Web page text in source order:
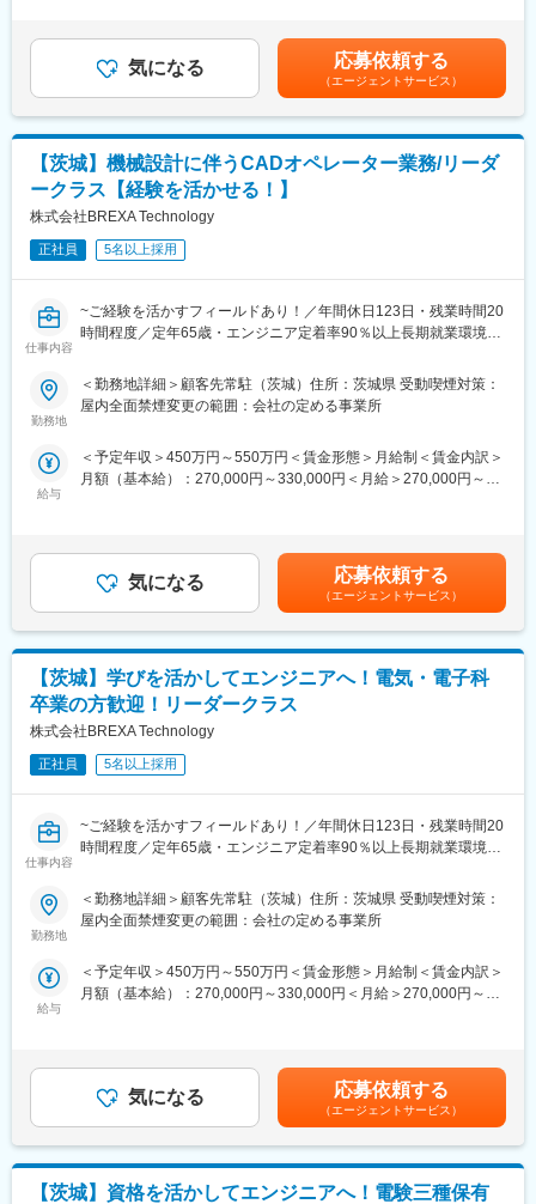
り、求職者様のやりたい事を行って行く中で貴社の成長していく
姿を見る事ができその中に楽しさを見つけて頂ければと思いま
す。
変更の範囲：会社の定める業務
か？
【具体的には…】
当社の中途入社向け研修機関"機械大学校"の関東会場で1ヶ月間学
んでいただきます。
カリキュラムには機械工学、機械製図など設計に必要な知識か
ら、Excel等のMicrosoftOfficeの資料作成などのスキルも含まれて
います。
研修終了後、学んだ内容を活かして自動車/半導体/航空分野といっ
た大手製造メーカーで就業を開始します！
・ビジネスマナー/キャリア形成
・ものづくりの流れ/概念
・電気基礎/測定機器
・機械製図/3D-CAD「CATIA V5」演習
実際に製品開発をするソフトで演習を実施します。
※遠方から参加の場合は寮設置OK
【茨城県の配属例】
・建設系車両メーカー(土浦市)
・自動車安全部品サプライヤー(つくば市/かすみがうら市）
【先輩社員例（1）】
入社前：接客(飲食) 3年経験
配属先(現在)：建設系車両メーカー(土浦市)にて、車両回転軸の性
配属先(現在)：自動車安全部品サプライヤー(かすみがうら市）に
て、エアバックのインパクター試験業務
変更の範囲：会社の定める業務
の金額であり、選考を通じて上下する可能性があります。月給(月
額)は固定手当を含めた表記です。
気になる 応募依頼する
（エージェントサービス）
【茨城】機械設計に伴うCADオペレーター業務/リーダ
ークラス【経験を活かせる！】
株式会社BREXA Technology
正社員 5名以上採用
仕事内容
~ご経験を活かすフィールドあり！／年間休日123日・残業時間20
時間程度／定年65歳・エンジニア定着率90％以上長期就業環境あ
基本的には弊社クライアント様先に常駐していただき、業務に従
いただきながらの業務になります。
ます。
■業務内容
より良い環境で難易度が高く専門性を高めていきたい！
そんなあなたにピッタリです。
◆業務内容
・自動車安全装置の開発における機械設計補助業務
・大型建設系車両の開発における内外装及びバケット部品の設計
補助業務
※ご経験スキルに応じて別案件へのご相談も承ります。
ご面接の際に志向性に合わせて様々お話しできればと思います。
■働く環境/当社の特徴：
・全社月平均残業時間：20時間程度
り、プロジェクト、働き方など相談できる環境がございます。
・定年：65歳となっており、その後も１年更新での契約社員とし
は、会社が全額負担します。家賃補助の金額に関して、6万円（家
賃＋共益費）の物件を上限として半分を支給いたします。他にも
家族手当制度等がございます。
■福利厚生「SS&CU制度」：
エンジニア（技術社員）を対象に、キャリアチェンジを支援する
制度です。U・Iターンしたい、上流工程へ挑戦したいなど転職に
勤務地
＜勤務地詳細＞顧客先常駐（茨城）住所：茨城県 受動喫煙対策：
屋内全面禁煙変更の範囲：会社の定める事業所
給与
＜予定年収＞450万円～550万円＜賃金形態＞月給制＜賃金内訳＞
月額（基本給）：270,000円～330,000円＜月給＞270,000円～
の金額であり、選考を通じて上下する可能性があります。月給(月
額)は固定手当を含めた表記です。
気になる 応募依頼する
（エージェントサービス）
【茨城】学びを活かしてエンジニアへ！電気・電子科
卒業の方歓迎！リーダークラス
株式会社BREXA Technology
正社員 5名以上採用
仕事内容
~ご経験を活かすフィールドあり！／年間休日123日・残業時間20
時間程度／定年65歳・エンジニア定着率90％以上長期就業環境あ
基本的には弊社クライアント様先に常駐していただき、業務に従
いただきながらの業務になります。
ます。
■業務内容
◎幅広い案件があり、あなたのやりたいを見つけられる
◎有給休暇取得率は90％で働きやすい
◎定年65歳まで！長く安定して働ける
勤務地
＜勤務地詳細＞顧客先常駐（茨城）住所：茨城県 受動喫煙対策：
屋内全面禁煙変更の範囲：会社の定める事業所
給与
＜予定年収＞450万円～550万円＜賃金形態＞月給制＜賃金内訳＞
月額（基本給）：270,000円～330,000円＜月給＞270,000円～
の金額であり、選考を通じて上下する可能性があります。月給(月
額)は固定手当を含めた表記です。
気になる 応募依頼する
（エージェントサービス）
【茨城】資格を活かしてエンジニアへ！電験三種保有